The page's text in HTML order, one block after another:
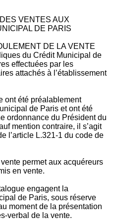
VENTES AUX
DE PARIS
DE LA VENTE
du Crédit Municipal de
effectuées par les
attachés à l’établissement
ont été préalablement
de Paris et ont été
ordonnance du Président du
mention contraire, il s’agit
l’article L.321-1 du code de
permet aux acquéreurs
en vente.
engagent la
de Paris, sous réserve
moment de la présentation
verbal de la vente.